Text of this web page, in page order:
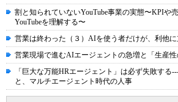
割と知られていないYouTube事業の実態〜KPIや
YouTubeを理解する〜
営業は終わった（３）AIを使う者だけが、利他に
営業現場で進むAIエージェントの急増と「生産
「巨大な万能HRエージェント」は必ず失敗する
と、マルチエージェント時代の人事